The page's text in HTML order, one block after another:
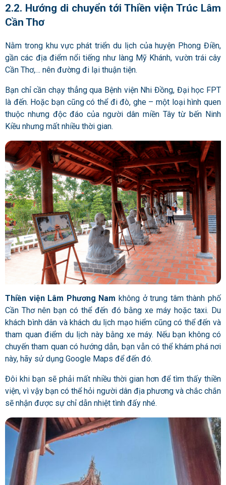
2.2. Hướng di chuyển tới Thiền viện Trúc Lâm
Cần Thơ
Nằm trong khu vực phát triển du lịch của huyện Phong Điền,
gần các địa điểm nổi tiếng như làng Mỹ Khánh, vườn trái cây
Cần Thơ,… nên đường đi lại thuận tiện.
Bạn chỉ cần chạy thẳng qua Bệnh viện Nhi Đồng, Đại học FPT
là đến. Hoặc bạn cũng có thể đi đò, ghe – một loại hình quen
thuộc nhưng độc đáo của người dân miền Tây từ bến Ninh
Kiều nhưng mất nhiều thời gian.
Thiền viện Lâm Phương Nam không ở trung tâm thành phố
Cần Thơ nên bạn có thể đến đó bằng xe máy hoặc taxi. Du
khách bình dân và khách du lịch mạo hiểm cũng có thể đến và
tham quan điểm du lịch này bằng xe máy. Nếu bạn không có
chuyến tham quan có hướng dẫn, bạn vẫn có thể khám phá nơi
này, hãy sử dụng Google Maps để đến đó.
Đôi khi bạn sẽ phải mất nhiều thời gian hơn để tìm thấy thiền
viện, vì vậy bạn có thể hỏi người dân địa phương và chắc chắn
sẽ nhận được sự chỉ dẫn nhiệt tình đấy nhé.